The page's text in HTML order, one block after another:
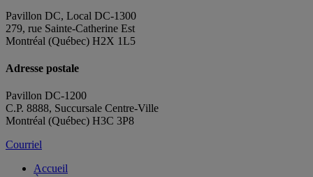
Pavillon DC, Local DC-1300
279, rue Sainte-Catherine Est
Montréal (Québec) H2X 1L5
Adresse postale
Pavillon DC-1200
C.P. 8888, Succursale Centre-Ville
Montréal (Québec) H3C 3P8
Courriel
Accueil